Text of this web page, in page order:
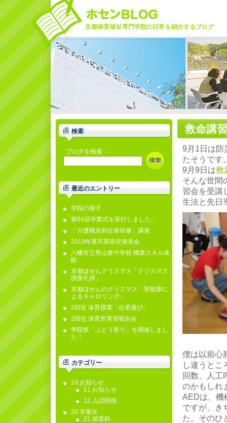
京都保育福祉専門学院の日常を紹介するブログ
救命講
9月1日は防
たそうです
9月9日は救
そんな世間
習会を受講
生法と先日
僕は以前心
し違うとこ
回数、人工
のかもしれ
AEDは、機
ですが、き
た。そのひ
検索
ブログを検索：
最近のエントリー
学院の様子
第64回卒業式を挙行しました。
「介護職員初任者研修」講座
2019年度卒業研究発表会
八幡市立男山東中学校 職業スキル体
験
京都ほせんクリスマス「クリスマス
讃美礼拝」
京都ほせんのクリスマス「聖歌隊に
よるキャロリング」
2回生 体育授業「伝承遊び」
2回生 保育所実習報告会
学院祭「ぶどう祭り」を開催しまし
た！
カテゴリー
10.お知らせ
11.お知らせ
12.入試関係
20.卒業生
21.保育科